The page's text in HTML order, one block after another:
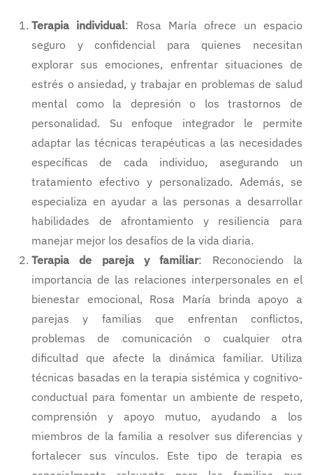
Terapia individual: Rosa María ofrece un espacio
seguro y confidencial para quienes necesitan
explorar sus emociones, enfrentar situaciones de
estrés o ansiedad, y trabajar en problemas de salud
mental como la depresión o los trastornos de
personalidad. Su enfoque integrador le permite
adaptar las técnicas terapéuticas a las necesidades
específicas de cada individuo, asegurando un
tratamiento efectivo y personalizado. Además, se
especializa en ayudar a las personas a desarrollar
habilidades de afrontamiento y resiliencia para
manejar mejor los desafíos de la vida diaria.
Terapia de pareja y familiar: Reconociendo la
importancia de las relaciones interpersonales en el
bienestar emocional, Rosa María brinda apoyo a
parejas y familias que enfrentan conflictos,
problemas de comunicación o cualquier otra
dificultad que afecte la dinámica familiar. Utiliza
técnicas basadas en la terapia sistémica y cognitivo-
conductual para fomentar un ambiente de respeto,
comprensión y apoyo mutuo, ayudando a los
miembros de la familia a resolver sus diferencias y
fortalecer sus vínculos. Este tipo de terapia es